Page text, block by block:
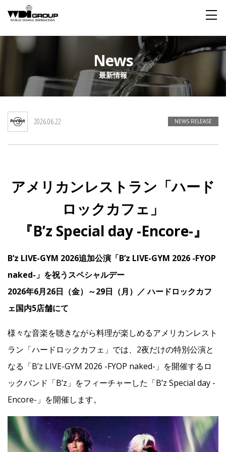
About WDI
WDI STANDARD
私たちが大切にするもの 舞台は世界
Social Responsibility Sustainability
Restaurant
Wedding
IR
IR情報トップ 投資家の皆様へ 事業概要 コーポレート・ガバナンス
財務・業績情報 IRライブラリー
よくあるご質問 IRお問い合わせ 免責事項
Franchise
Contact
News
最新情報
2026.06.22 NEWS RELEASE
アメリカンレストラン「ハード
ロックカフェ」
『B’z Special day -Encore-』
B’z LIVE-GYM 2026追加公演「B’z LIVE-GYM 2026 -FYOP
naked-」を祝うスペシャルデー
2026年6月26日（金）～29日（月）／ ハードロックカフ
ェ国内5店舗にて
様々な音楽を聴きながら料理が楽しめるアメリカンレスト
ラン「ハードロックカフェ」では、2夜だけの特別公演と
なる「B’z LIVE-GYM 2026 -FYOP naked-」を開催するロ
ックバンド「B’z」をフィーチャーした「B’z Special day -
Encore-」を開催します。